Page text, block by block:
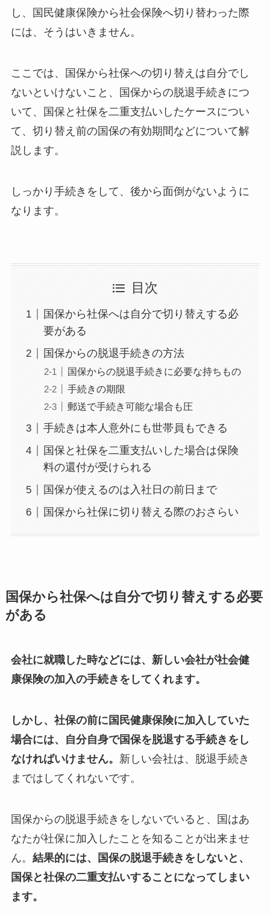
し、国民健康保険から社会保険へ切り替わった際
には、そうはいきません。
ここでは、国保から社保への切り替えは自分でし
ないといけないこと、国保からの脱退手続きにつ
いて、国保と社保を二重支払いしたケースについ
て、切り替え前の国保の有効期間などについて解
説します。
しっかり手続きをして、後から面倒がないように
なります。
目次
国保から社保へは自分で切り替えする必
要がある
国保からの脱退手続きの方法
国保からの脱退手続きに必要な持ちもの
手続きの期限
郵送で手続き可能な場合も圧
手続きは本人意外にも世帯員もできる
国保と社保を二重支払いした場合は保険
料の還付が受けられる
国保が使えるのは入社日の前日まで
国保から社保に切り替える際のおさらい
国保から社保へは自分で切り替えする必要
がある
会社に就職した時などには、新しい会社が社会健
康保険の加入の手続きをしてくれます。
しかし、社保の前に国民健康保険に加入していた
場合には、自分自身で国保を脱退する手続きをし
なければいけません。 新しい会社は、脱退手続き
まではしてくれないです。
国保からの脱退手続きをしないでいると、国はあ
なたが社保に加入したことを知ることが出来ませ
ん。 結果的には、国保の脱退手続きをしないと、
国保と社保の二重支払いすることになってしまい
ます。